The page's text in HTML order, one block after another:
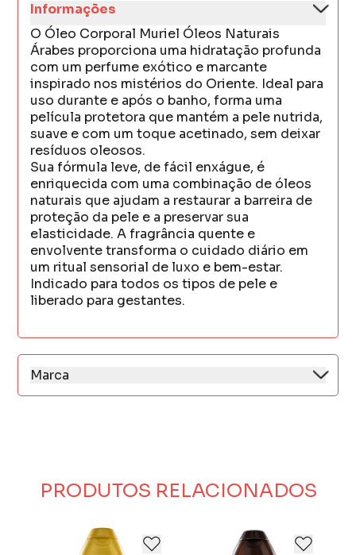
Informações
O Óleo Corporal Muriel Óleos Naturais
Árabes proporciona uma hidratação profunda
com um perfume exótico e marcante
inspirado nos mistérios do Oriente. Ideal para
uso durante e após o banho, forma uma
película protetora que mantém a pele nutrida,
suave e com um toque acetinado, sem deixar
resíduos oleosos.
Sua fórmula leve, de fácil enxágue, é
enriquecida com uma combinação de óleos
naturais que ajudam a restaurar a barreira de
proteção da pele e a preservar sua
elasticidade. A fragrância quente e
envolvente transforma o cuidado diário em
um ritual sensorial de luxo e bem-estar.
Indicado para todos os tipos de pele e
liberado para gestantes.
Marca
Na Muriel, a excelência está em cada detalhe.
em cada etapa do processo, a inovação e a
Além disso, acreditamos que nossa força
vem das pessoas. Celebramos a diversidade e
PRODUTOS RELACIONADOS